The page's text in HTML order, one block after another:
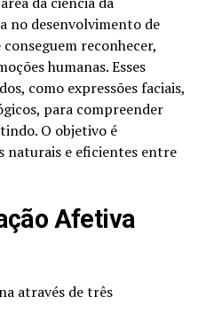
no desenvolvimento de
reconhecer,
humanas. Esses
como expressões faciais,
para compreender
O objetivo é
naturais e eficientes entre
Afetiva
através de três